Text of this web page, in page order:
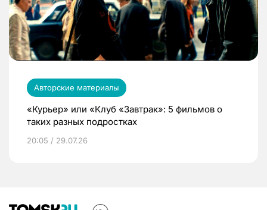
Авторские материалы
«Курьер» или «Клуб «Завтрак»: 5 фильмов о
таких разных подростках
20:05 / 29.07.26